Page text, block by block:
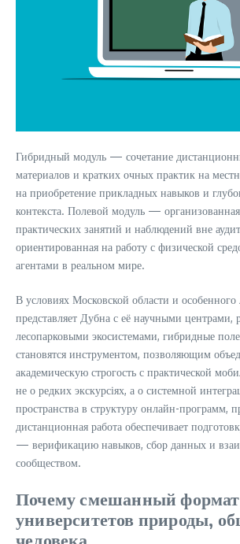
Гибридный модуль — сочетание
материалов и кратких очных практик на
на приобретение прикладных навыков и
контекста. Полевой модуль —
практических занятий и наблюдений вне
ориентированная на работу с физической
агентами в реальном мире.
В условиях Московской области и особенного
представляет Дубна с её научными центрами,
лесопарковыми экосистемами, гибридные
становятся инструментом, позволяющим
академическую строгость с практической
не о редких экскурсіях, а о системной
пространства в структуру онлайн-программ,
дистанционная работа обеспечивает
— верификацию навыков, сбор данных и
сообществом.
Почему смешанный
университетов природы,
человека